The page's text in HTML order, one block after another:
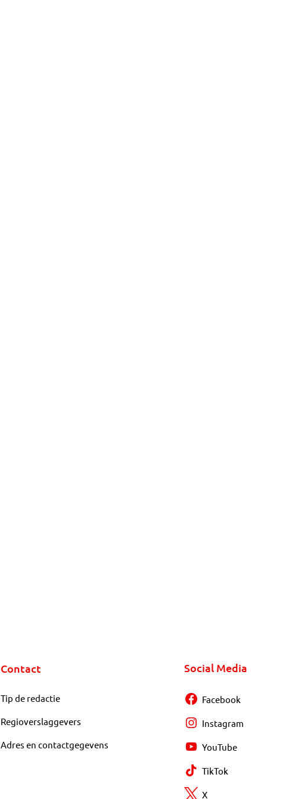
Contact
Tip de redactie
Regioverslaggevers
Adres en contactgegevens
Social Media
Facebook
Instagram
YouTube
TikTok
X